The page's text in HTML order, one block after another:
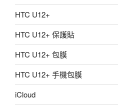
HTC U12+
HTC U12+ 保護貼
HTC U12+ 包膜
HTC U12+ 手機包膜
iCloud